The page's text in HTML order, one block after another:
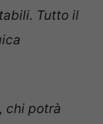
Tutto il
chi potrà